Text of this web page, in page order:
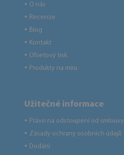
● O nás
● Recenze
● Blog
● Kontakt
● Ofsetový tisk
● Produkty na míru
Užitečné informace
● Právo na odstoupení od smlouvy
● Zásady ochrany osobních údajů
● Dodání